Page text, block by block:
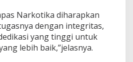
s
Narkotika diharapkan
dengan integritas,
yang tinggi untuk
lebih baik,”jelasnya.